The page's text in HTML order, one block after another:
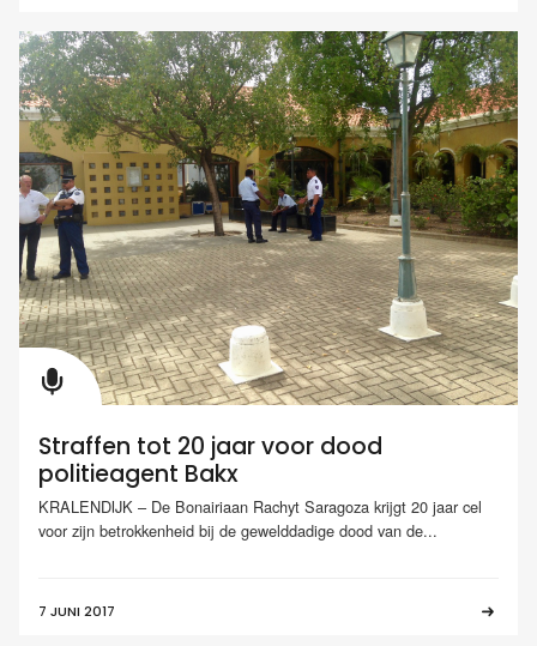
Straffen tot 20 jaar voor dood
politieagent Bakx
KRALENDIJK – De Bonairiaan Rachyt Saragoza krijgt 20 jaar cel
voor zijn betrokkenheid bij de gewelddadige dood van de...
7 JUNI 2017